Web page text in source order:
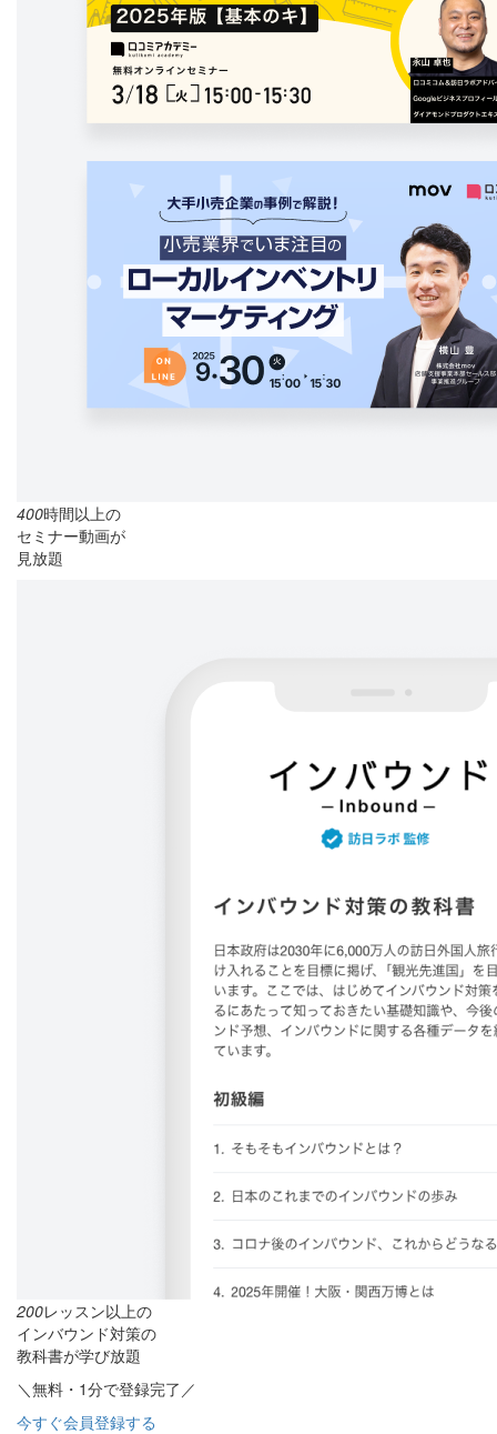
400時間以上の
セミナー動画が
見放題
200レッスン以上の
インバウンド対策の
教科書が学び放題
＼無料・1分で登録完了／
今すぐ会員登録する